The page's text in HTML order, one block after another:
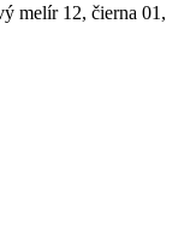
melír 12, čierna 01,